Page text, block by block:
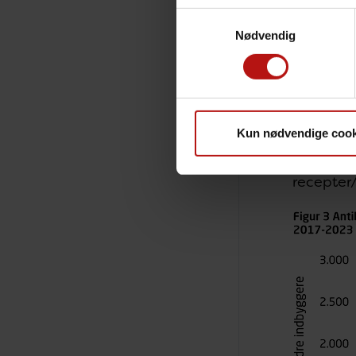
Nødvendig
Kun nødvendige
som bor
% fra